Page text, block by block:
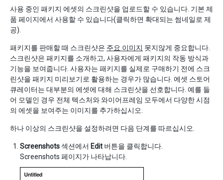
사용 중인 패키지 에셋의 스크린샷을 업로드할 수 있습니다. 기본 제
품 페이지에서 사용할 수 있습니다(클릭하면 확대되는 썸네일로 제
공).
패키지를 판매할 때 스크린샷은 주요 이미지 못지않게 중요합니다.
스크린샷은 패키지를 소개하고, 사용자에게 패키지의 작동 방식과
기능을 보여줍니다. 사용자는 패키지를 실제로 구매하기 전에 스크
린샷을 패키지 미리보기로 활용하는 경우가 많습니다. 에셋 스토어
큐레이터는 대부분의 에셋에 대해 스크린샷을 선호합니다. 예를 들
어 모델인 경우 전체 텍스처와 와이어프레임 모두에서 다양한 시점
의 에셋을 보여주는 이미지를 추가하십시오.
하나 이상의 스크린샷을 설정하려면 다음 단계를 따르십시오.
Screenshots섹션에서 Edit 버튼을 클릭합니다.
Screenshots 페이지가 나타납니다.